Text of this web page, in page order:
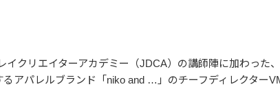
イクリエイターアカデミー（JDCA）の講師陣に加わった
アパレルブランド「niko and …」のチーフディレクター